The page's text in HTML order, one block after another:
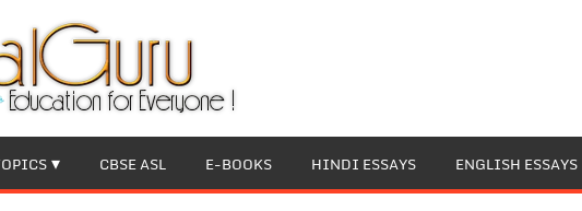
CBSE ASL E-BOOKS HINDI ESSAYS ENGLISH ESSAYS